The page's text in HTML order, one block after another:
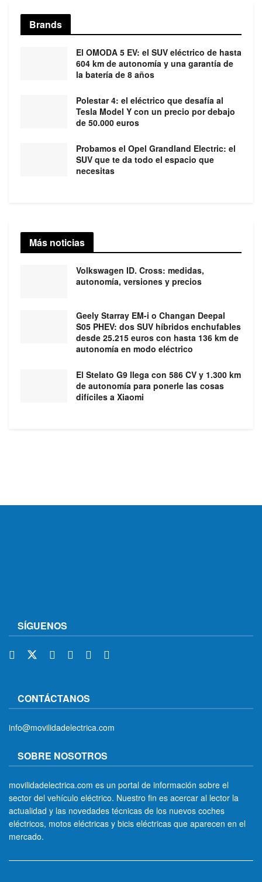
Brands
El OMODA 5 EV: el SUV eléctrico de hasta
604 km de autonomía y una garantía de
la batería de 8 años
Polestar 4: el eléctrico que desafía al
Tesla Model Y con un precio por debajo
de 50.000 euros
Probamos el Opel Grandland Electric: el
SUV que te da todo el espacio que
necesitas
Más noticias
Volkswagen ID. Cross: medidas,
autonomía, versiones y precios
Geely Starray EM-i o Changan Deepal
S05 PHEV: dos SUV híbridos enchufables
desde 25.215 euros con hasta 136 km de
autonomía en modo eléctrico
El Stelato G9 llega con 586 CV y 1.300 km
de autonomía para ponerle las cosas
difíciles a Xiaomi
SÍGUENOS
CONTÁCTANOS
info@movilidadelectrica.com
SOBRE NOSOTROS
movilidadelectrica.com es un portal de información sobre el
sector del vehículo eléctrico. Nuestro fin es acercar al lector la
actualidad y las novedades técnicas de los nuevos coches
eléctricos, motos eléctricas y bicis eléctricas que aparecen en el
mercado.